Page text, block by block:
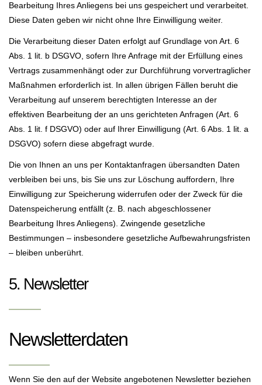
Bearbeitung Ihres Anliegens bei uns gespeichert und verarbeitet.
Diese Daten geben wir nicht ohne Ihre Einwilligung weiter.
Die Verarbeitung dieser Daten erfolgt auf Grundlage von Art. 6
Abs. 1 lit. b DSGVO, sofern Ihre Anfrage mit der Erfüllung eines
Vertrags zusammenhängt oder zur Durchführung vorvertraglicher
Maßnahmen erforderlich ist. In allen übrigen Fällen beruht die
Verarbeitung auf unserem berechtigten Interesse an der
effektiven Bearbeitung der an uns gerichteten Anfragen (Art. 6
Abs. 1 lit. f DSGVO) oder auf Ihrer Einwilligung (Art. 6 Abs. 1 lit. a
DSGVO) sofern diese abgefragt wurde.
Die von Ihnen an uns per Kontaktanfragen übersandten Daten
verbleiben bei uns, bis Sie uns zur Löschung auffordern, Ihre
Einwilligung zur Speicherung widerrufen oder der Zweck für die
Datenspeicherung entfällt (z. B. nach abgeschlossener
Bearbeitung Ihres Anliegens). Zwingende gesetzliche
Bestimmungen – insbesondere gesetzliche Aufbewahrungsfristen
– bleiben unberührt.
5. Newsletter
Newsletter­daten
Wenn Sie den auf der Website angebotenen Newsletter beziehen